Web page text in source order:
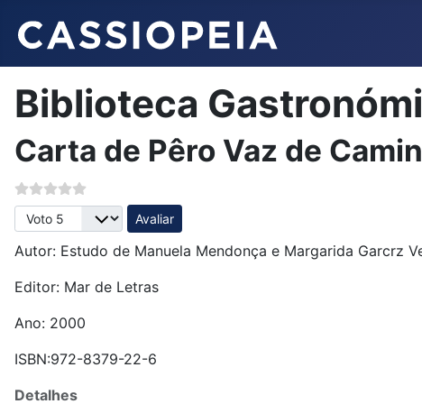
Biblioteca
Carta de Pêro Vaz de
Avalie, por favor
Autor: Estudo de Manuela Mendonça e Margarida Garcrz
Editor: Mar de Letras
Ano: 2000
ISBN:972-8379-22-6
Detalhes